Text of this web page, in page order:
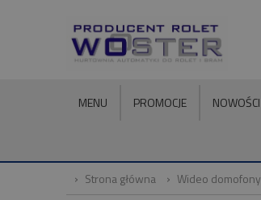
MENU PROMOCJE NOWOŚCI
Strona główna Wideo domofony